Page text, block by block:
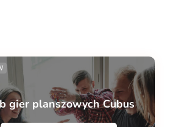
gier planszowych Cubus